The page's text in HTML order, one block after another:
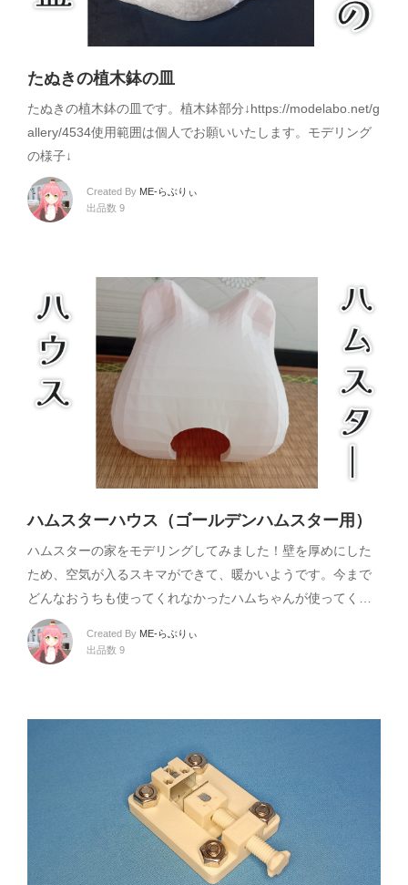
たぬきの植木鉢の皿
たぬきの植木鉢の皿です。植木鉢部分↓https://modelabo.net/g
allery/4534使用範囲は個人でお願いいたします。モデリング
の様子↓
Created By ME-らぶりぃ
出品数 9
ハムスターハウス（ゴールデンハムスター用）
ハムスターの家をモデリングしてみました！壁を厚めにした
ため、空気が入るスキマができて、暖かいようです。今まで
どんなおうちも使ってくれなかったハムちゃんが使ってく…
Created By ME-らぶりぃ
出品数 9